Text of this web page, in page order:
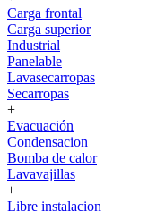
Carga frontal
Carga superior
Industrial
Panelable
Lavasecarropas
Secarropas
+
Evacuación
Condensacion
Bomba de calor
Lavavajillas
+
Libre instalacion